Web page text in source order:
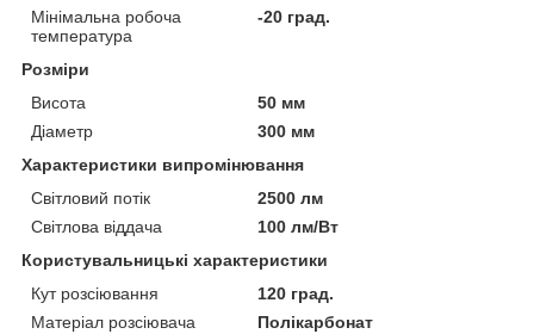
Мінімальна робоча
температура
-20 град.
Розміри
Висота
50 мм
Діаметр
300 мм
Характеристики випромінювання
Світловий потік
2500 лм
Світлова віддача
100 лм/Вт
Користувальницькі характеристики
Кут розсіювання
120 град.
Матеріал розсіювача
Полікарбонат